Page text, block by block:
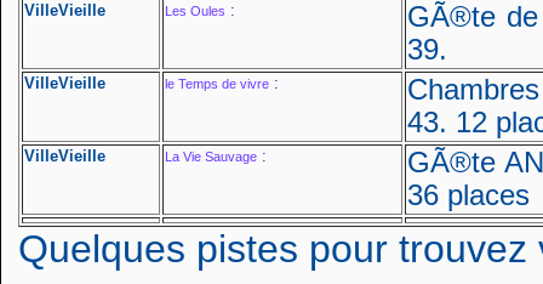
VilleVieille Les Oules :
GÃ®te
39.
VilleVieille le Temps de vivre :
43. 12
VilleVieille La Vie Sauvage :
GÃ®te
36 places
Quelques pistes pour trouvez